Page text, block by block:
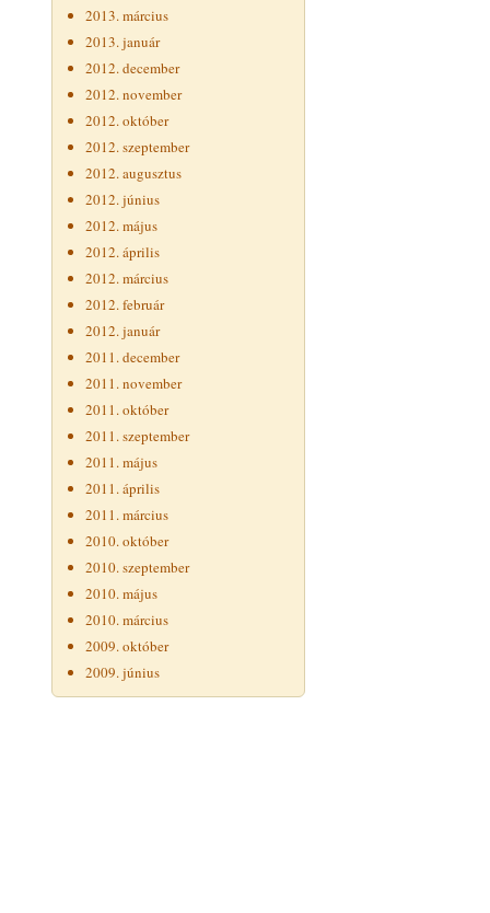
2013. március
2013. január
2012. december
2012. november
2012. október
2012. szeptember
2012. augusztus
2012. június
2012. május
2012. április
2012. március
2012. február
2012. január
2011. december
2011. november
2011. október
2011. szeptember
2011. május
2011. április
2011. március
2010. október
2010. szeptember
2010. május
2010. március
2009. október
2009. június